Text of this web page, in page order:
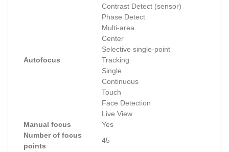
Autofocus
Contrast Detect (sensor)
Phase Detect
Multi-area
Center
Selective single-point
Tracking
Single
Continuous
Touch
Face Detection
Live View
Manual focus
Yes
Number of focus
points
45